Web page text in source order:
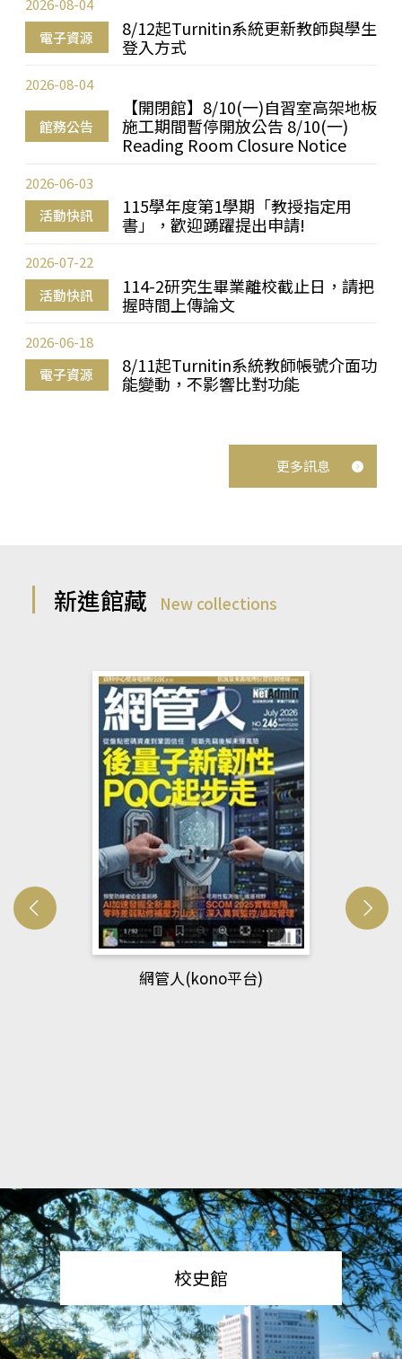
電子資源
8/12起Turnitin系統更新教師與學生
登入方式
2026-08-04
館務公告
【開閉館】8/10(一)自習室高架地板
施工期間暫停開放公告 8/10(一)
Reading Room Closure Notice
2026-08-04
活動快訊
115學年度第1學期「教授指定用
書」，歡迎踴躍提出申請!
2026-06-03
活動快訊
114-2研究生畢業離校截止日，請把
握時間上傳論文
2026-07-22
電子資源
8/11起Turnitin系統教師帳號介面功
能變動，不影響比對功能
2026-06-18
更多訊息
新進館藏 New collections
網管人(kono平台)
校史館